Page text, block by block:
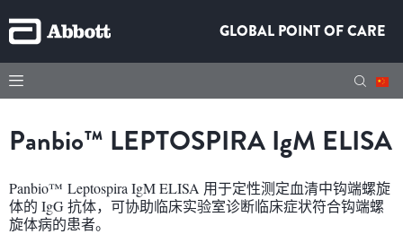
GLOBAL POINT OF CARE
Panbio™ LEPTOSPIRA IgM ELISA
Panbio™ Leptospira IgM ELISA 用于定性测定血清中钩端螺旋
体的 IgG 抗体，可协助临床实验室诊断临床症状符合钩端螺
旋体病的患者。